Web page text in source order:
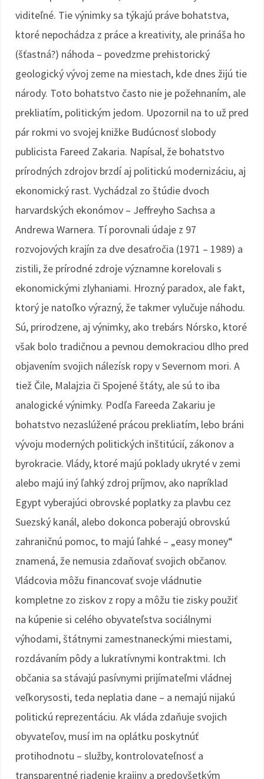
viditeľné. Tie výnimky sa týkajú práve bohatstva,
ktoré nepochádza z práce a kreativity, ale prináša ho
(šťastná?) náhoda – povedzme prehistorický
geologický vývoj zeme na miestach, kde dnes žijú tie
národy. Toto bohatstvo často nie je požehnaním, ale
prekliatím, politickým jedom. Upozornil na to už pred
pár rokmi vo svojej knižke Budúcnosť slobody
publicista Fareed Zakaria. Napísal, že bohatstvo
prírodných zdrojov brzdí aj politickú modernizáciu, aj
ekonomický rast. Vychádzal zo štúdie dvoch
harvardských ekonómov – Jeffreyho Sachsa a
Andrewa Warnera. Tí porovnali údaje z 97
rozvojových krajín za dve desaťročia (1971 – 1989) a
zistili, že prírodné zdroje významne korelovali s
ekonomickými zlyhaniami. Hrozný paradox, ale fakt,
ktorý je natoľko výrazný, že takmer vylučuje náhodu.
Sú, prirodzene, aj výnimky, ako trebárs Nórsko, ktoré
však bolo tradičnou a pevnou demokraciou dlho pred
objavením svojich nálezísk ropy v Severnom mori. A
tiež Čile, Malajzia či Spojené štáty, ale sú to iba
analogické výnimky. Podľa Fareeda Zakariu je
bohatstvo nezaslúžené prácou prekliatím, lebo bráni
vývoju moderných politických inštitúcií, zákonov a
byrokracie. Vlády, ktoré majú poklady ukryté v zemi
alebo majú iný ľahký zdroj príjmov, ako napríklad
Egypt vyberajúci obrovské poplatky za plavbu cez
Suezský kanál, alebo dokonca poberajú obrovskú
zahraničnú pomoc, to majú ľahké – „easy money“
znamená, že nemusia zdaňovať svojich občanov.
Vládcovia môžu financovať svoje vládnutie
kompletne zo ziskov z ropy a môžu tie zisky použiť
na kúpenie si celého obyvateľstva sociálnymi
výhodami, štátnymi zamestnaneckými miestami,
rozdávaním pôdy a lukratívnymi kontraktmi. Ich
občania sa stávajú pasívnymi prijímateľmi vládnej
veľkorysosti, teda neplatia dane – a nemajú nijakú
politickú reprezentáciu. Ak vláda zdaňuje svojich
obyvateľov, musí im na oplátku poskytnúť
protihodnotu – služby, kontrolovateľnosť a
transparentné riadenie krajiny a predovšetkým